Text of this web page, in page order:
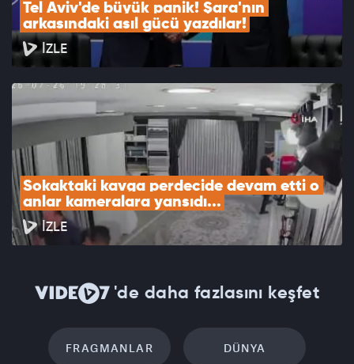
Tel Aviv'de büyük panik! Şara'nın
arkasındaki asıl gücü yazdılar!
İZLE
Sokaktaki kavga perdecide devam etti o
anlar kameralara yansıdı...
İZLE
'de daha fazlasını keşfet
FRAGMANLAR DÜNYA